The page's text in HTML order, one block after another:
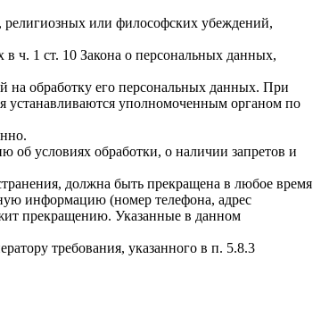
религиозных или философских убеждений,
ч. 1 ст. 10 Закона о персональных данных,
на обработку его персональных данных. При
устанавливаются уполномоченным органом по
об условиях обработки, о наличии запретов и
должна быть прекращена в любое время
информацию (номер телефона, адрес
прекращению. Указанные в данном
требования, указанного в п. 5.8.3